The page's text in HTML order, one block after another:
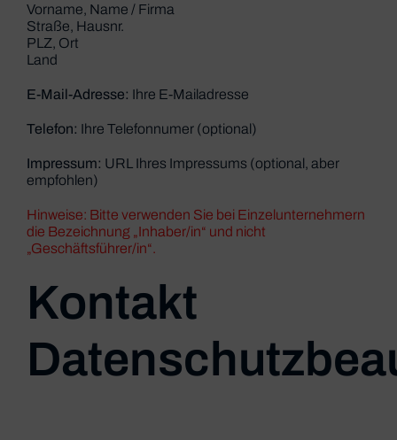
Vorname, Name / Firma
Straße, Hausnr.
PLZ, Ort
Land
E-Mail-Adresse: Ihre E-Mailadresse
Telefon: Ihre Telefonnumer (optional)
Impressum: URL Ihres Impressums (optional, aber
empfohlen)
Hinweise: Bitte verwenden Sie bei Einzelunternehmern
die Bezeichnung „Inhaber/in“ und nicht
„Geschäftsführer/in“.
Kontakt